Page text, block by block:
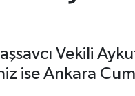
Vekili
ise Ankara